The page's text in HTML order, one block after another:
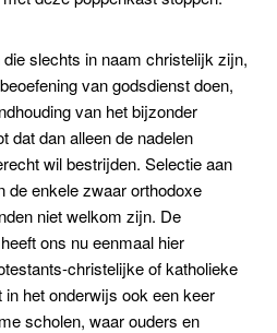
slechts in naam christelijk zijn,
van godsdienst doen,
van het bijzonder
dat dan alleen de nadelen
wil bestrijden. Selectie aan
de enkele zwaar orthodoxe
niet welkom zijn. De
ons nu eenmaal hier
christelijke of katholieke
het onderwijs ook een keer
scholen, waar ouders en